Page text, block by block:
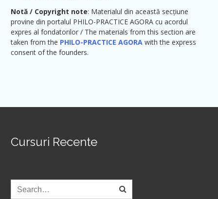
Notă / Copyright note: Materialul din această secțiune
provine din portalul PHILO-PRACTICE AGORA cu acordul
expres al fondatorilor / The materials from this section are
taken from the PHILO-PRACTICE AGORA with the express
consent of the founders.
Cursuri Recente